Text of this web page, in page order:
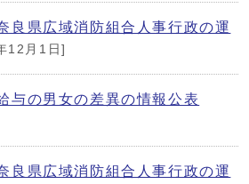
良県広域消防組合人事行政の運
12月1日]
の男女の差異の情報公表
良県広域消防組合人事行政の運